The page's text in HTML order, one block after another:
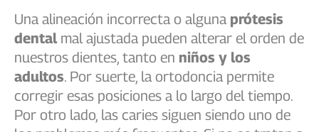
Una alineación incorrecta o alguna prótesis
dentalmal ajustada pueden alterar el orden de
nuestros dientes, tanto en niños y los
adultos. Por suerte, la ortodoncia permite
corregir esas posiciones a lo largo del tiempo.
Por otro lado, las caries siguen siendo uno de